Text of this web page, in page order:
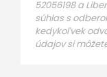
52056198 a
súhlas s
kedykoľvek
údajov si